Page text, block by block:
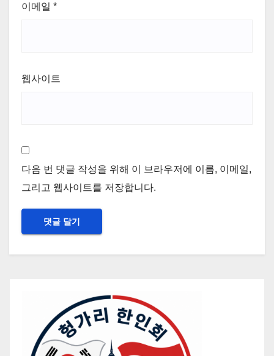
이메일 *
웹사이트
다음 번 댓글 작성을 위해 이 브라우저에 이름, 이메일,
그리고 웹사이트를 저장합니다.